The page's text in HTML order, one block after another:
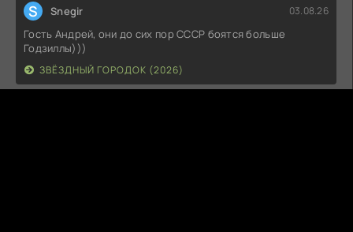
S Snegir 03.08.26
Гость Андрей, они до сих пор СССР боятся больше
Годзиллы)))
ЗВЁЗДНЫЙ ГОРОДОК (2026)